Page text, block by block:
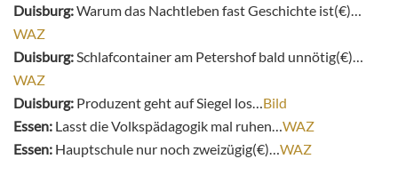
Duisburg:Warum das Nachtleben fast Geschichte ist(€)…
WAZ
Duisburg: Schlafcontainer am Petershof bald unnötig(€)…
WAZ
Duisburg: Produzent geht auf Siegel los… Bild
Essen: Lasst die Volkspädagogik mal ruhen… WAZ
Essen: Hauptschule nur noch zweizügig(€)… WAZ